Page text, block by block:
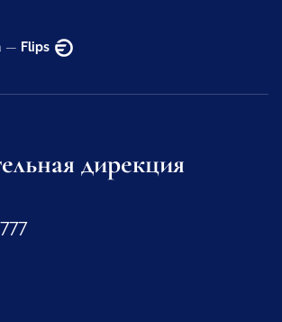
— Flips
дирекция